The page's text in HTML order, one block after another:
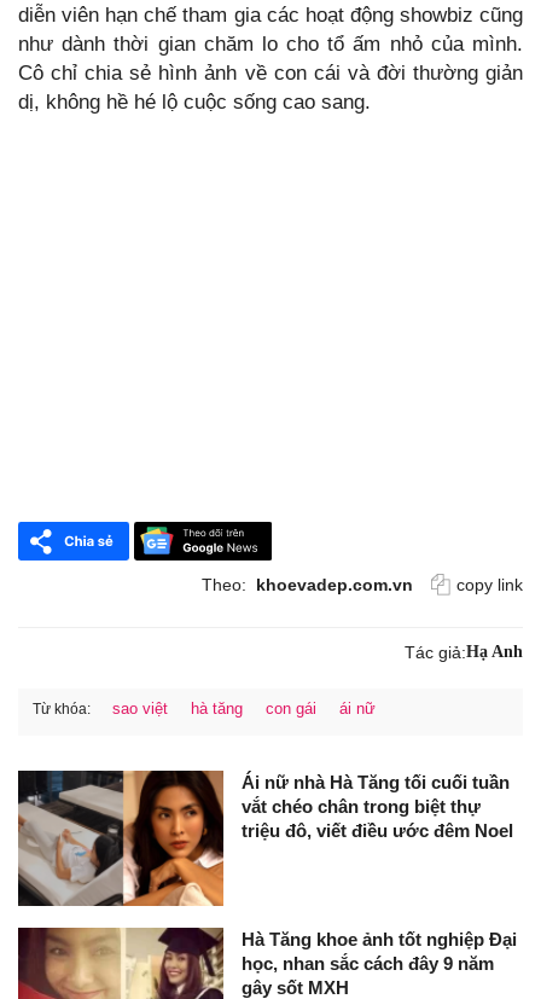
diễn viên hạn chế tham gia các hoạt động showbiz cũng
như dành thời gian chăm lo cho tổ ấm nhỏ của mình.
Cô chỉ chia sẻ hình ảnh về con cái và đời thường giản
dị, không hề hé lộ cuộc sống cao sang.
Theo: khoevadep.com.vn copy link
Tác giả:Hạ Anh
Từ khóa: sao việt hà tăng con gái ái nữ
Ái nữ nhà Hà Tăng tối cuối tuần
vắt chéo chân trong biệt thự
triệu đô, viết điều ước đêm Noel
Hà Tăng khoe ảnh tốt nghiệp Đại
học, nhan sắc cách đây 9 năm
gây sốt MXH